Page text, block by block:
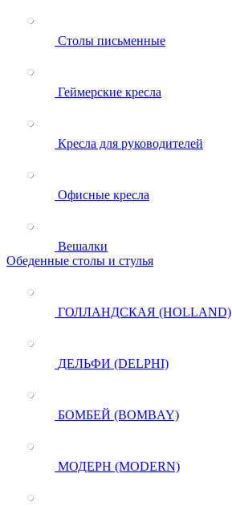
Столы письменные
Геймерские кресла
Кресла для руководителей
Офисные кресла
Вешалки
Обеденные столы и стулья
ГОЛЛАНДСКАЯ (HOLLAND)
ДЕЛЬФИ (DELPHI)
БОМБЕЙ (BOMBAY)
МОДЕРН (MODERN)